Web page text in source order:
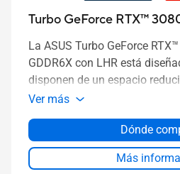
Turbo GeForce RTX™
La ASUS Turbo GeForce
GDDR6X con LHR está
disponen de un espacio
Ver más
Dónde
Más